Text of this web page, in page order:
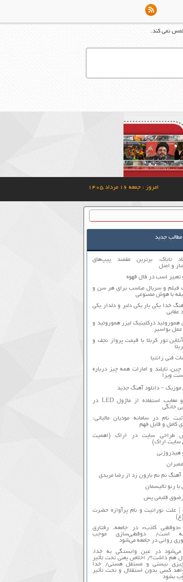
نمي كند.
امروز : جمعه ۱۶ مرداد ۱۴۰۵
مطالب جدید
تاباک: برترین مقصد پیپ‌های
و اصل
تعبیر اسب در فال قهوه
فیلم و سریال مناسب برای هر سن و
با هوش مصنوعی
خدا یکی یار یکی دلبر و دلدار یکی
عقابی
هموروئید درکلینیک لیزر هموروئید و
عمل بواسیر
تور کربلا با قیمت پرواز نجف و
فنی زانتیا
چین، تایلند و امارات همه چیز درباره
ویزا
موزیک – دانلود آهنگ جدید
مزایا و معایب استفاده از ماژول LED در
خانگی
نام در سامانه مودیان مالیاتی:
کامل و قابل فهم
طراحی سایت در اراک (اهمیت
سایت اراک)
هیدروژنی
آهنگ نم نم بارون زد از رضا مریدی
با رنو تالیسمان
قلبمی پس
| علت نورانیت و نام پرآوازه حضرت
«دوقطبی کاذب» در جامعه، رفتاری
است/ دوقطبی‌سازی موجب
روانی در جامعه می‌شود
می‌شود در عین وابستگی به خدا،
هم داشت؟/ اخلاص یعنی تحت تأثیر
نیستی و مستقل هستی/ خدا
کسی بدون استقلال و تحت تأثیر
بشود